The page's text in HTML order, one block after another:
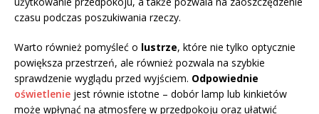
czasu podczas poszukiwania rzeczy.
Warto również pomyśleć o lustrze, które nie tylko optycznie
powiększa przestrzeń, ale również pozwala na szybkie
sprawdzenie wyglądu przed wyjściem. Odpowiednie
oświetlenie jest równie istotne – dobór lamp lub kinkietów
może wpłynąć na atmosferę w przedpokoju oraz ułatwić